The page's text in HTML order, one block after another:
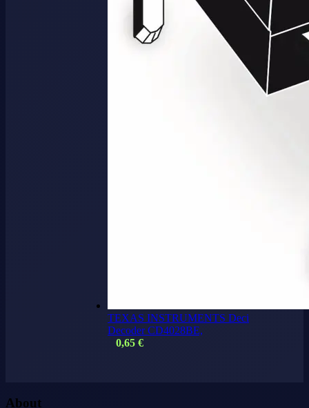
TEXAS INSTRUMENTS Deci
Decoder CD4028BE,
0,65 €
About